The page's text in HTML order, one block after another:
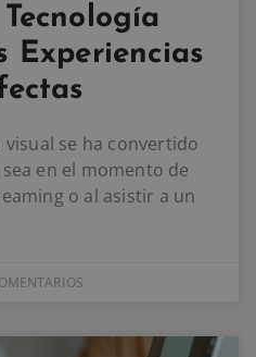
Experiencias
se ha convertido
en el momento de
o al asistir a un